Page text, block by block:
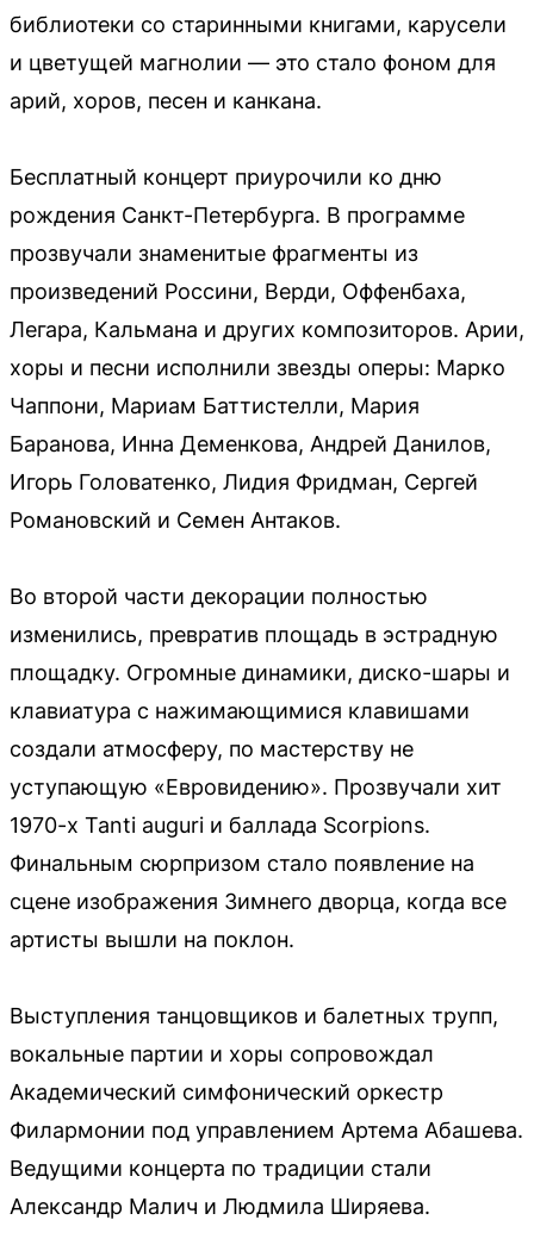
библиотеки со старинными книгами, карусели
и цветущей магнолии — это стало фоном для
арий, хоров, песен и канкана.
Бесплатный концерт приурочили ко дню
рождения Санкт-Петербурга. В программе
прозвучали знаменитые фрагменты из
произведений Россини, Верди, Оффенбаха,
Легара, Кальмана и других композиторов. Арии,
хоры и песни исполнили звезды оперы: Марко
Чаппони, Мариам Баттистелли, Мария
Баранова, Инна Деменкова, Андрей Данилов,
Игорь Головатенко, Лидия Фридман, Сергей
Романовский и Семен Антаков.
Во второй части декорации полностью
изменились, превратив площадь в эстрадную
площадку. Огромные динамики, диско-шары и
клавиатура с нажимающимися клавишами
создали атмосферу, по мастерству не
уступающую «Евровидению». Прозвучали хит
1970-х Tanti auguri и баллада Scorpions.
Финальным сюрпризом стало появление на
сцене изображения Зимнего дворца, когда все
артисты вышли на поклон.
Выступления танцовщиков и балетных трупп,
вокальные партии и хоры сопровождал
Академический симфонический оркестр
Филармонии под управлением Артема Абашева.
Ведущими концерта по традиции стали
Александр Малич и Людмила Ширяева.